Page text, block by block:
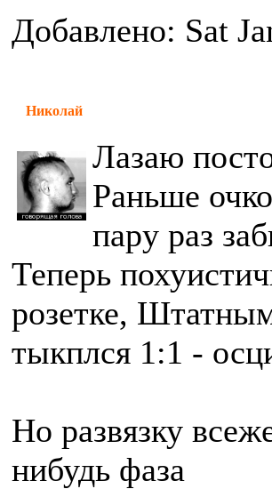
Добавлено: Sat
Николай
Лазаю
Раньше
пару раз
Теперь
розетке,
тыкплся 1:1 -
Но развязку
нибудь фаза